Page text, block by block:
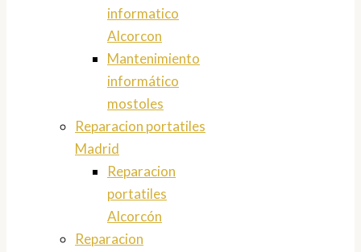
informatico
Alcorcon
Mantenimiento
informático
mostoles
Reparacion portatiles
Madrid
Reparacion
portatiles
Alcorcón
Reparacion